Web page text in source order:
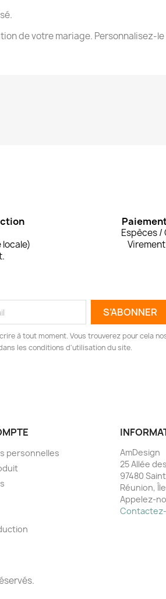
de votre mariage. Personnalisez-
locale)
Espèces /
à tout moment. Vous trouverez pour cela
les conditions d'utilisation du site.
personnelles
AmDesign
25 Allée
97480
Réunion,
Appelez-